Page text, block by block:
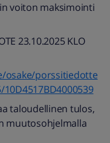
voiton maksimointi
23.10.2025 KLO
osake/porssitiedotte
taloudellinen tulos,
muutosohjelmalla